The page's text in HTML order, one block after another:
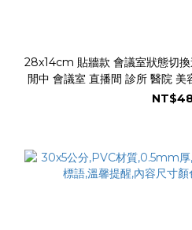
28x14cm 貼牆款 會議室狀態切
閒中 會議室 直播間 診所 醫院 美
製